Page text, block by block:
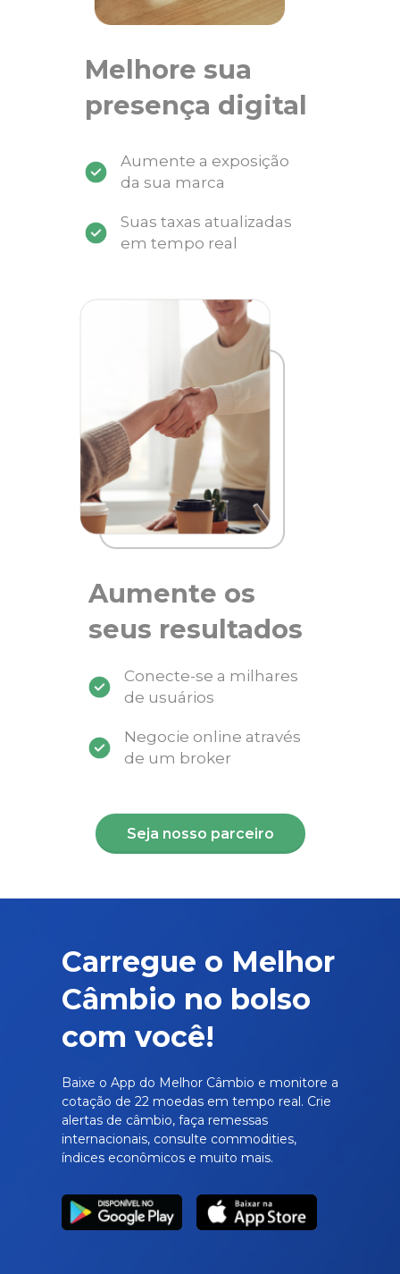
Melhore sua
presença digital
Aumente a exposição
da sua marca
Suas taxas atualizadas
em tempo real
Aumente os
seus resultados
Conecte-se a milhares
de usuários
Negocie online através
de um broker
Seja nosso parceiro
Carregue o Melhor
Câmbio no bolso
com você!
Baixe o App do Melhor Câmbio e monitore a
cotação de 22 moedas em tempo real. Crie
alertas de câmbio, faça remessas
internacionais, consulte commodities,
índices econômicos e muito mais.